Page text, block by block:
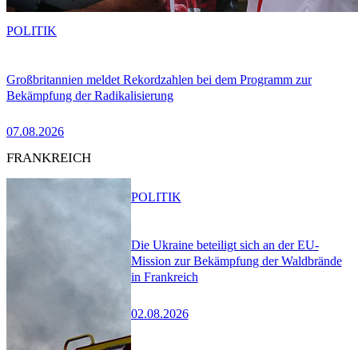
Großbritannien meldet Rekordzahlen bei dem Programm zur
Bekämpfung der Radikalisierung
07.08.2026
POLITIK
FRANKREICH
Die Ukraine beteiligt sich an der EU-
Mission zur Bekämpfung der Waldbrände
in Frankreich
02.08.2026
POLITIK